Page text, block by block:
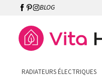
BLOG
RADIATEURS ÉLECTRIQUES